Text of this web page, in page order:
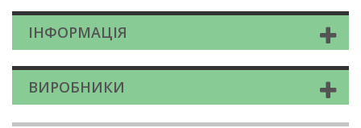
ІНФОРМАЦІЯ
ВИРОБНИКИ